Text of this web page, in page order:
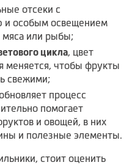
отсеки с
и особым освещением
мяса или рыбы;
цикла, цвет
меняется, чтобы фрукты
свежими;
процесс
помогает
и овощей, в них
и полезные элементы.
стоит оценить